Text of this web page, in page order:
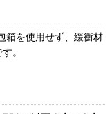
箱を使用せず、緩衝材
。